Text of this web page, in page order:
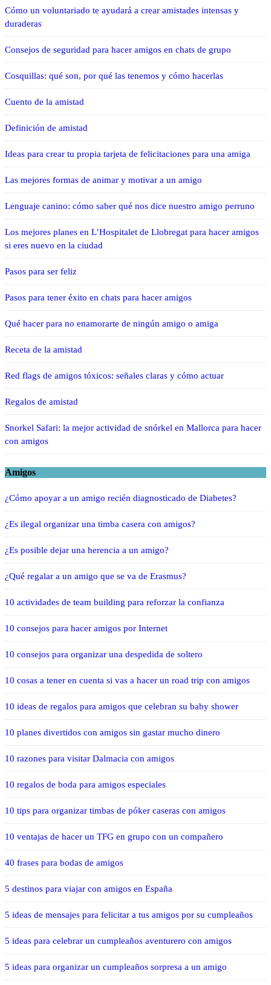
Cómo un voluntariado te ayudará a crear amistades intensas y
duraderas
Consejos de seguridad para hacer amigos en chats de grupo
Cosquillas: qué son, por qué las tenemos y cómo hacerlas
Cuento de la amistad
Definición de amistad
Ideas para crear tu propia tarjeta de felicitaciones para una amiga
Las mejores formas de animar y motivar a un amigo
Lenguaje canino: cómo saber qué nos dice nuestro amigo perruno
Los mejores planes en L’Hospitalet de Llobregat para hacer amigos
si eres nuevo en la ciudad
Pasos para ser feliz
Pasos para tener éxito en chats para hacer amigos
Qué hacer para no enamorarte de ningún amigo o amiga
Receta de la amistad
Red flags de amigos tóxicos: señales claras y cómo actuar
Regalos de amistad
Snorkel Safari: la mejor actividad de snórkel en Mallorca para hacer
con amigos
Amigos
¿Cómo apoyar a un amigo recién diagnosticado de Diabetes?
¿Es ilegal organizar una timba casera con amigos?
¿Es posible dejar una herencia a un amigo?
¿Qué regalar a un amigo que se va de Erasmus?
10 actividades de team building para reforzar la confianza
10 consejos para hacer amigos por Internet
10 consejos para organizar una despedida de soltero
10 cosas a tener en cuenta si vas a hacer un road trip con amigos
10 ideas de regalos para amigos que celebran su baby shower
10 planes divertidos con amigos sin gastar mucho dinero
10 razones para visitar Dalmacia con amigos
10 regalos de boda para amigos especiales
10 tips para organizar timbas de póker caseras con amigos
10 ventajas de hacer un TFG en grupo con un compañero
40 frases para bodas de amigos
5 destinos para viajar con amigos en España
5 ideas de mensajes para felicitar a tus amigos por su cumpleaños
5 ideas para celebrar un cumpleaños aventurero con amigos
5 ideas para organizar un cumpleaños sorpresa a un amigo